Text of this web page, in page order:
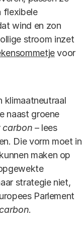
flexibele
wind en zon
stroom inzet
voor
klimaatneutraal
naast groene
– lees
Die vorm moet in
maken op
strategie niet,
Parlement
.